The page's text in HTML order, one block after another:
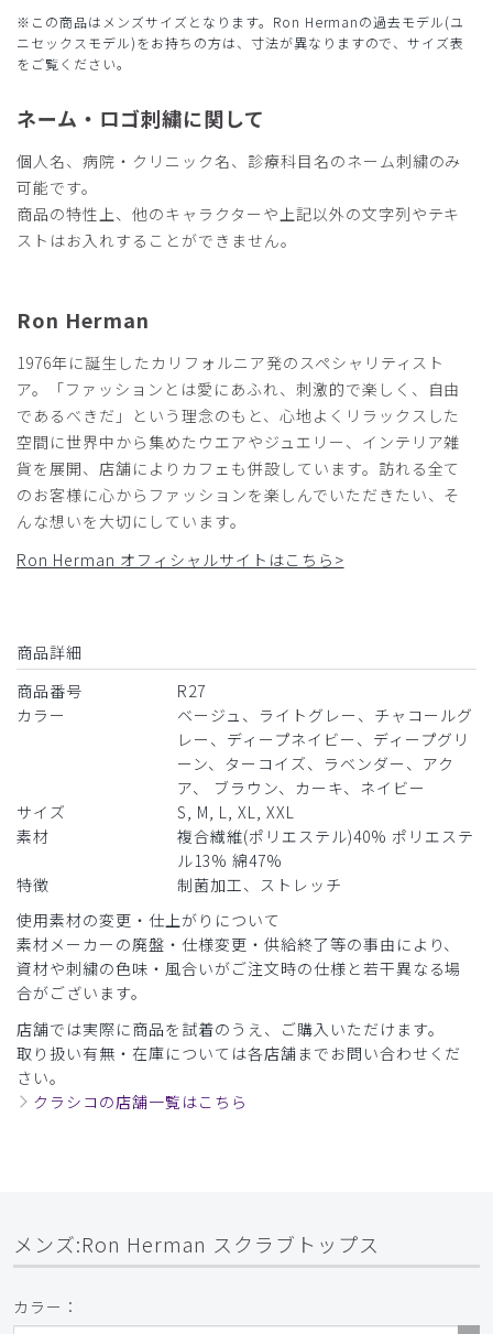
ープネイビー/XXL
ご購入者様
購入確認済み
ストレッチ感よく伸びる
歯科医院で使用しています。
生地の質感や色彩に満足しています。
商品：R27メンズ:Ron Herman スクラブトップス/カー
キ/XL
役に立った 0
購入確認済み
年齢:50代 151-155cm
サイズ感
大きめ
よく伸びる
伸びない
厚い
ロンハーマンのスクラブ 、気に入りました。
商品：
R27メンズ:Ron Herman スクラブトップス/ライ
​7 ​8
※この商品はメンズサイズとなります。Ron Hermanの過去モデル(ユ
ニセックスモデル)をお持ちの方は、寸法が異なりますので、サイズ表
をご覧ください。
ネーム・ロゴ刺繍に関して
個人名、病院・クリニック名、診療科目名のネーム刺繍のみ
可能です。
商品の特性上、他のキャラクターや上記以外の文字列やテキ
ストはお入れすることができません。
Ron Herman
1976年に誕生したカリフォルニア発のスペシャリティスト
ア。「ファッションとは愛にあふれ、刺激的で楽しく、自由
であるべきだ」という理念のもと、心地よくリラックスした
空間に世界中から集めたウエアやジュエリー、インテリア雑
貨を展開、店舗によりカフェも併設しています。訪れる全て
のお客様に心からファッションを楽しんでいただきたい、そ
んな想いを大切にしています。
Ron Herman オフィシャルサイトはこちら>
商品詳細
商品番号
R27
カラー
ベージュ、ライトグレー、チャコールグ
レー、ディープネイビー、ディープグリ
ーン、ターコイズ、ラベンダー、アク
ア、 ブラウン、カーキ、ネイビー
サイズ
S, M, L, XL, XXL
素材
複合繊維(ポリエステル)40% ポリエステ
ル13% 綿47%
特徴
制菌加工、ストレッチ
使用素材の変更・仕上がりについて
素材メーカーの廃盤・仕様変更・供給終了等の事由により、
資材や刺繍の色味・風合いがご注文時の仕様と若干異なる場
合がございます。
店舗では実際に商品を試着のうえ、ご購入いただけます。
取り扱い有無・在庫については各店舗までお問い合わせくだ
さい。
クラシコの店舗一覧はこちら
メンズ:Ron Herman スクラブトップス
カラー：